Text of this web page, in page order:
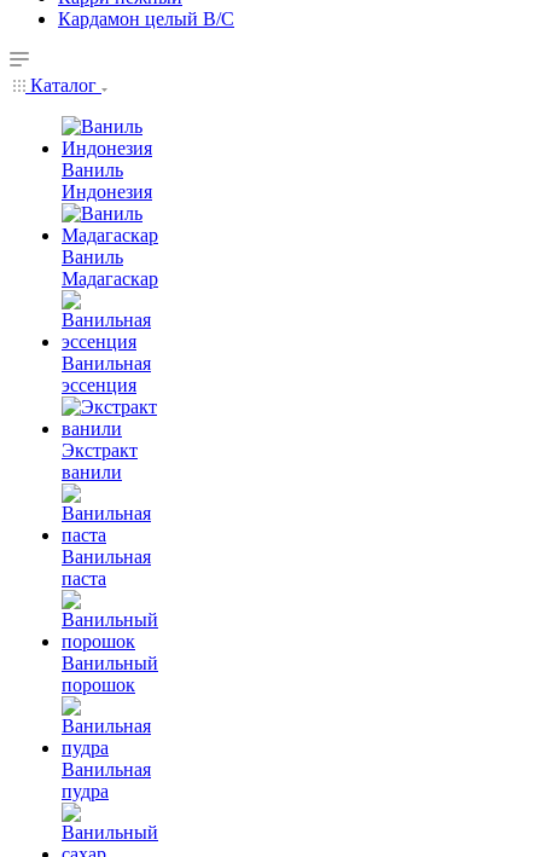
Кардамон целый В/С
Каталог
Ваниль
Индонезия
Ваниль
Мадагаскар
Ванильная
эссенция
Экстракт
ванили
Ванильная
паста
Ванильный
порошок
Ванильная
пудра